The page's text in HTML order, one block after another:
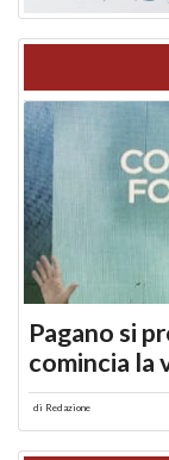
Pagano si
comincia la
di Redazione